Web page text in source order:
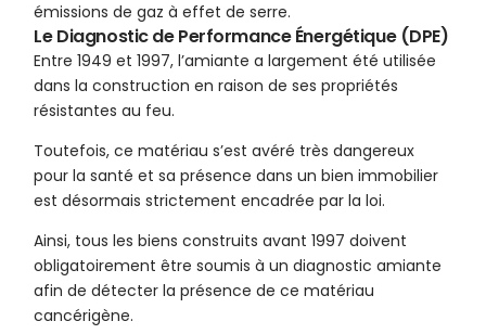
émissions de gaz à effet de serre.
Le Diagnostic de Performance Énergétique (DPE)
Entre 1949 et 1997, l’amiante a largement été utilisée
dans la construction en raison de ses propriétés
résistantes au feu.
Toutefois, ce matériau s’est avéré très dangereux
pour la santé et sa présence dans un bien immobilier
est désormais strictement encadrée par la loi.
Ainsi, tous les biens construits avant 1997 doivent
obligatoirement être soumis à un diagnostic amiante
afin de détecter la présence de ce matériau
cancérigène.